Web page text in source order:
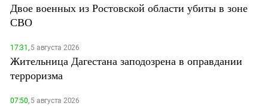
Двое военных из Ростовской области убиты в зоне
СВО
17:31,5 августа 2026
Жительница Дагестана заподозрена в оправдании
терроризма
07:50,5 августа 2026